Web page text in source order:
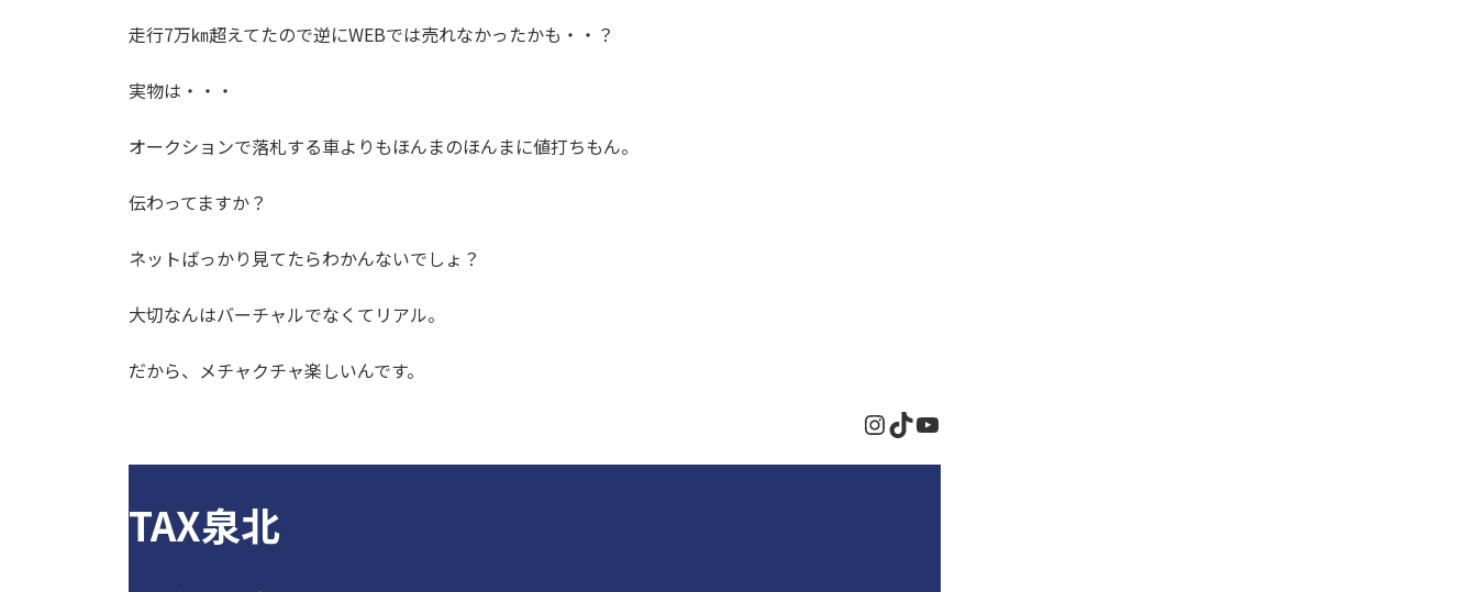
走行7万㎞超えてたので逆にWEBでは売れなかったかも・・？
実物は・・・
オークションで落札する車よりもほんまのほんまに値打ちもん。
伝わってますか？
ネットばっかり見てたらわかんないでしょ？
大切なんはバーチャルでなくてリアル。
だから、メチャクチャ楽しいんです。
Instagram
TikTok
YouTube
TAX泉北